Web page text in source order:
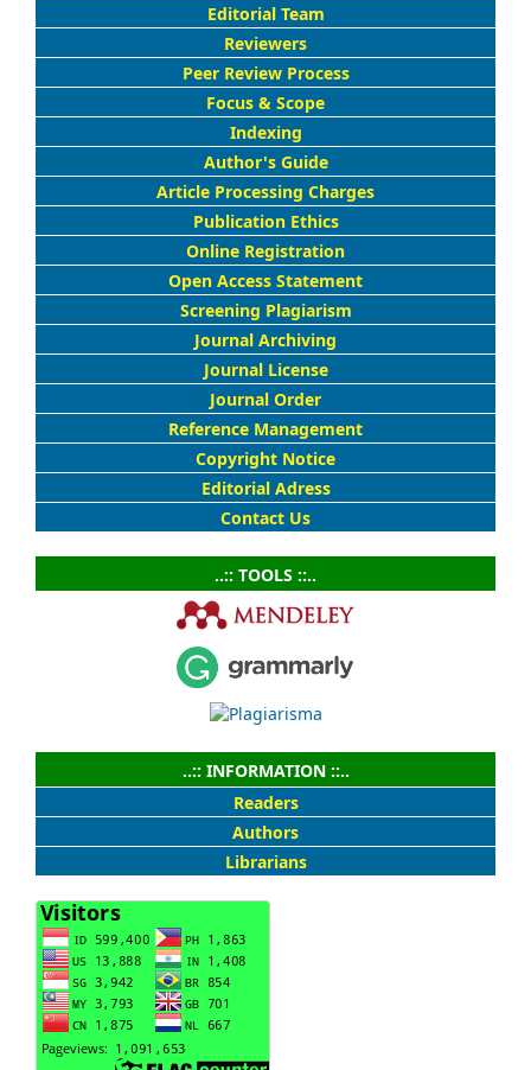
Editorial Team
Reviewers
Peer Review Process
Focus & Scope
Indexing
Author's Guide
Article Processing Charges
Publication Ethics
Online Registration
Open Access Statement
Screening Plagiarism
Journal Archiving
Journal License
Journal Order
Reference Management
Copyright Notice
Editorial Adress
Contact Us
..:: TOOLS ::..
..:: INFORMATION ::..
Readers
Authors
Librarians